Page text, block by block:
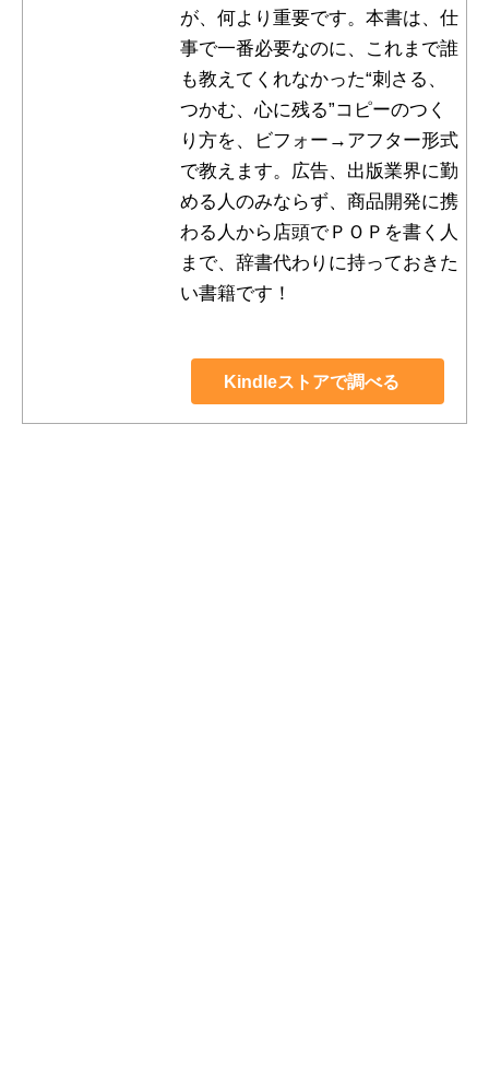
が、何より重要です。本書は、仕
事で一番必要なのに、これまで誰
も教えてくれなかった“刺さる、
つかむ、心に残る”コピーのつく
り方を、ビフォー→アフター形式
で教えます。広告、出版業界に勤
める人のみならず、商品開発に携
わる人から店頭でＰＯＰを書く人
まで、辞書代わりに持っておきた
い書籍です！
Kindleストアで調べる